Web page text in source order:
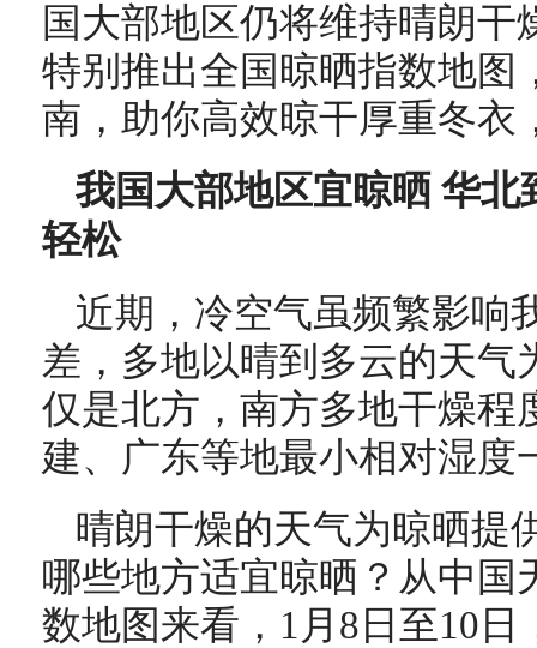
国大部地区仍将维持晴朗
特别推出全国晾晒指数地图
南，助你高效晾干厚重冬衣
我国大部地区宜晾晒 华
轻松
近期，冷空气虽频繁影响
差，多地以晴到多云的天气
仅是北方，南方多地干燥程
建、广东等地最小相对湿度
晴朗干燥的天气为晾晒提
哪些地方适宜晾晒？从中国
数地图来看，1月8日至10